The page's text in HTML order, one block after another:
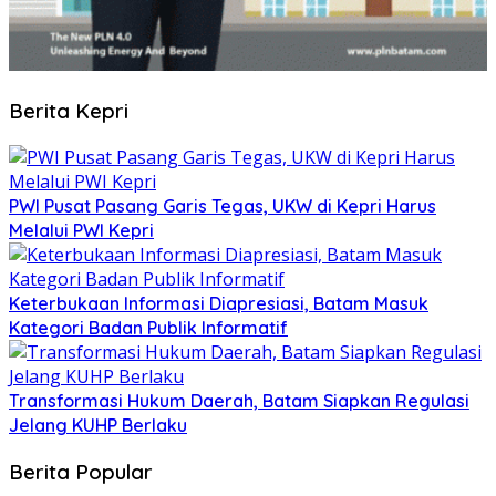
Berita Kepri
PWI Pusat Pasang Garis Tegas, UKW di Kepri Harus
Melalui PWI Kepri
Keterbukaan Informasi Diapresiasi, Batam Masuk
Kategori Badan Publik Informatif
Transformasi Hukum Daerah, Batam Siapkan Regulasi
Jelang KUHP Berlaku
Berita Popular